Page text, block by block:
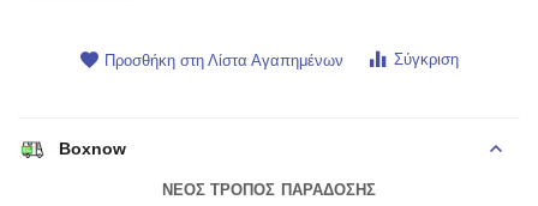
Προσθήκη στη Λίστα Αγαπημένων Σύγκριση
Boxnow
ΝΕΟΣ ΤΡΟΠΟΣ ΠΑΡΑΔΟΣΗΣ